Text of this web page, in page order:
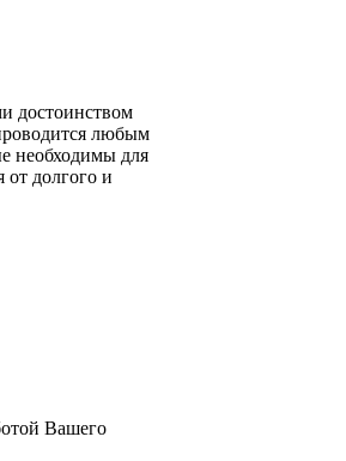
достоинством
любым
необходимы для
от долгого и
Вашего